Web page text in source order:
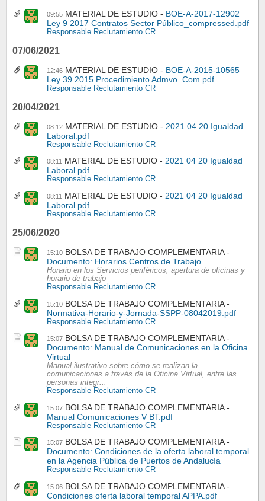
09:55 MATERIAL DE ESTUDIO
BOE-A-2017-12902
Ley 9 2017 Contratos Sector Público_compressed.pdf
Responsable Reclutamiento CR
07/06/2021
12:46 MATERIAL DE ESTUDIO
BOE-A-2015-10565
Ley 39 2015 Procedimiento Admvo. Com.pdf
Responsable Reclutamiento CR
20/04/2021
08:12 MATERIAL DE ESTUDIO
2021 04 20 Igualdad
Laboral.pdf
Responsable Reclutamiento CR
08:11 MATERIAL DE ESTUDIO
2021 04 20 Igualdad
Laboral.pdf
Responsable Reclutamiento CR
08:11 MATERIAL DE ESTUDIO
2021 04 20 Igualdad
Laboral.pdf
Responsable Reclutamiento CR
25/06/2020
15:10 BOLSA DE TRABAJO COMPLEMENTARIA
Documento: Horarios Centros de Trabajo
Horario en los Servicios periféricos, apertura de oficinas y
horario de trabajo
Responsable Reclutamiento CR
15:10 BOLSA DE TRABAJO COMPLEMENTARIA
Normativa-Horario-y-Jornada-SSPP-08042019.pdf
Responsable Reclutamiento CR
15:07 BOLSA DE TRABAJO COMPLEMENTARIA
Documento: Manual de Comunicaciones en la Oficina
Virtual
Manual ilustrativo sobre cómo se realizan la
comunicaciones a través de la Oficina Virtual, entre las
personas integr...
Responsable Reclutamiento CR
15:07 BOLSA DE TRABAJO COMPLEMENTARIA
Manual Comunicaciones V BT.pdf
Responsable Reclutamiento CR
15:07 BOLSA DE TRABAJO COMPLEMENTARIA
Documento: Condiciones de la oferta laboral temporal
en la Agencia Pública de Puertos de Andalucía
Responsable Reclutamiento CR
15:06 BOLSA DE TRABAJO COMPLEMENTARIA
Condiciones oferta laboral temporal APPA.pdf